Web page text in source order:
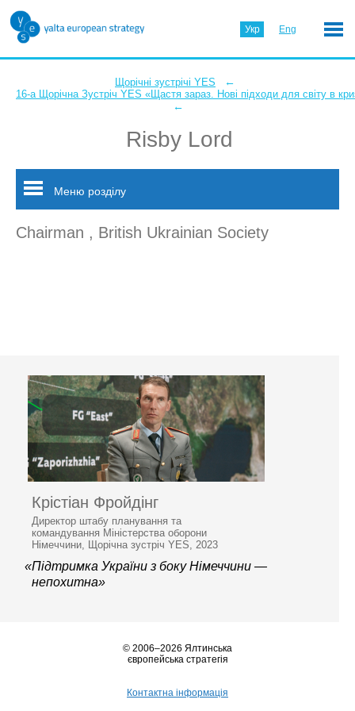
Укр Eng
Щорічні зустрічі YES ←
16-а Щорічна Зустріч YES «Щастя зараз. Нові підходи для світу в
←
Risby Lord
Меню розділу
Chairman , British Ukrainian Society
Крістіан Фройдінг
Директор штабу планування та
командування Міністерства оборони
Німеччини, Щорічна зустріч YES, 2023
«Підтримка України з боку Німеччини —
непохитна»
© 2006–2026 Ялтинська
європейська стратегія
Контактна інформація